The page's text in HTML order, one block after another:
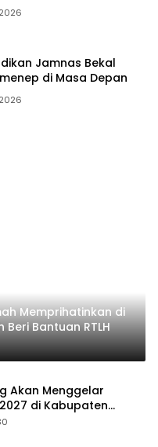
Jamnas Bekal
di Masa Depan
Memprihatinkan di
Bantuan RTLH
Akan Menggelar
di Kabupaten